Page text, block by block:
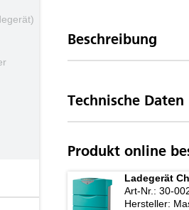
Beschreibung
Technische Daten
Produkt online
Ladegerät
Art-Nr.: 30-
Hersteller: